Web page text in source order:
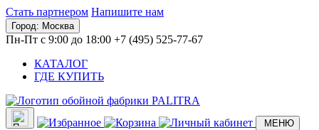
Стать партнером Напишите нам
Город: Москва
Пн-Пт с 9:00 до 18:00 +7 (495) 525-77-67
КАТАЛОГ
ГДЕ КУПИТЬ
МЕНЮ